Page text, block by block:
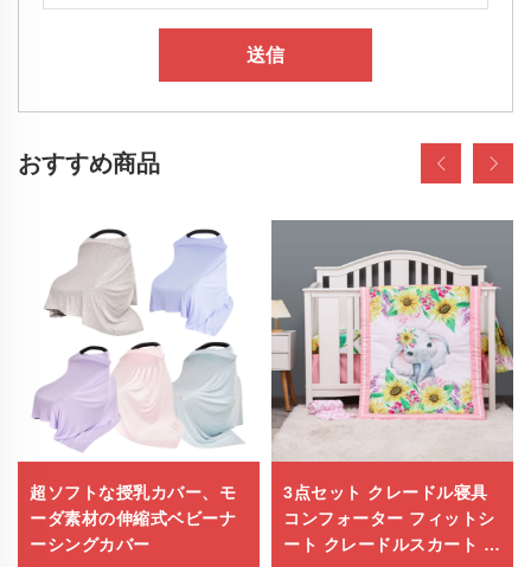
送信
おすすめ商品
超ソフトな授乳カバー、モ
ーダ素材の伸縮式ベビーナ
ーシングカバー
3点セット クレードル寝具
コンフォーター フィットシ
ート クレードルスカート コ